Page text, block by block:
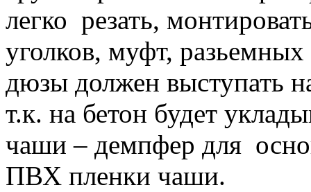
легко резать,
уголков, муфт,
дюзы должен выступать
т.к. на бетон будет
чаши – демпфер для
ПВХ пленки чаши.